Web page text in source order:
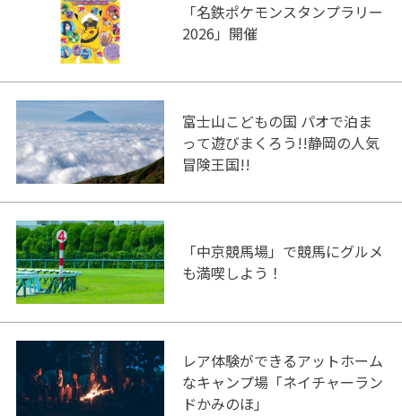
「名鉄ポケモンスタンプラリー
2026」開催
富士山こどもの国 パオで泊ま
って遊びまくろう!!静岡の人気
冒険王国!!
「中京競馬場」で競馬にグルメ
も満喫しよう！
レア体験ができるアットホーム
なキャンプ場「ネイチャーラン
ドかみのほ」